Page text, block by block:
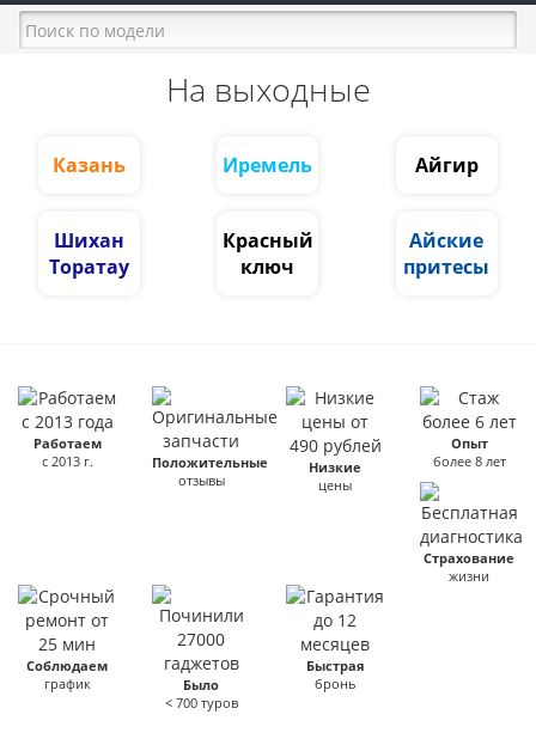
На выходные
Казань Иремель Айгир
Шихан
Торатау
Красный
ключ
Айские
притесы
Работаем
с 2013 г.
Положительные
отзывы
Низкие
цены
Опыт
более 8 лет
Страхование
жизни
Соблюдаем
график
Было
< 700 туров
Быстрая
бронь